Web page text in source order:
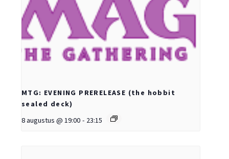
MTG: EVENING PRERELEASE (the hobbit
sealed deck)
8 augustus @ 19:00 - 23:15